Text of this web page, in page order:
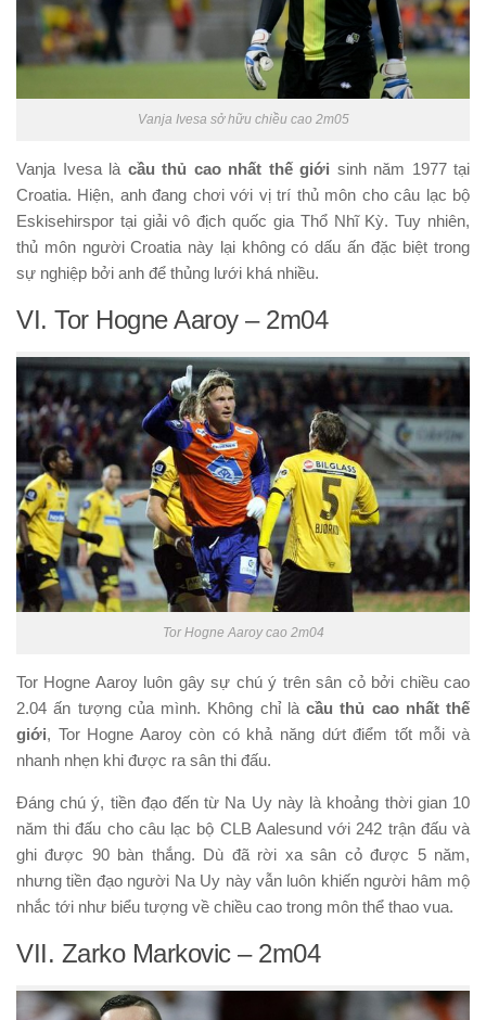
Vanja Ivesa sở hữu chiều cao 2m05
Vanja Ivesa là cầu thủ cao nhất thế giới sinh năm 1977 tại
Croatia. Hiện, anh đang chơi với vị trí thủ môn cho câu lạc bộ
Eskisehirspor tại giải vô địch quốc gia Thổ Nhĩ Kỳ. Tuy nhiên,
thủ môn người Croatia này lại không có dấu ấn đặc biệt trong
sự nghiệp bởi anh để thủng lưới khá nhiều.
VI. Tor Hogne Aaroy – 2m04
Tor Hogne Aaroy cao 2m04
Tor Hogne Aaroy luôn gây sự chú ý trên sân cỏ bởi chiều cao
2.04 ấn tượng của mình. Không chỉ là cầu thủ cao nhất thế
giới, Tor Hogne Aaroy còn có khả năng dứt điểm tốt mỗi và
nhanh nhẹn khi được ra sân thi đấu.
Đáng chú ý, tiền đạo đến từ Na Uy này là khoảng thời gian 10
năm thi đấu cho câu lạc bộ CLB Aalesund với 242 trận đấu và
ghi được 90 bàn thắng. Dù đã rời xa sân cỏ được 5 năm,
nhưng tiền đạo người Na Uy này vẫn luôn khiến người hâm mộ
nhắc tới như biểu tượng về chiều cao trong môn thể thao vua.
VII. Zarko Markovic – 2m04